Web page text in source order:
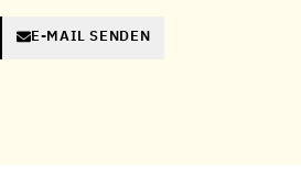
E-MAIL SENDEN